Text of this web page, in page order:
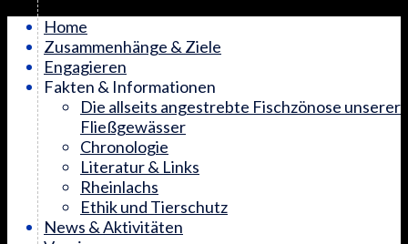
Home
Zusammenhänge & Ziele
Engagieren
Fakten & Informationen
Die allseits angestrebte Fischzönose unserer
Fließgewässer
Chronologie
Literatur & Links
Rheinlachs
Ethik und Tierschutz
News & Aktivitäten